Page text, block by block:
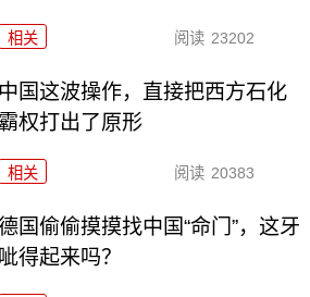
相关 阅读 23202
中国这波操作，直接把西方石化
霸权打出了原形
相关 阅读 20383
国偷偷摸摸找中国“命门”，这牙
呲得起来吗？